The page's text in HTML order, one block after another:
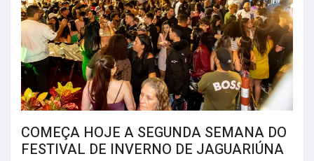
COMEÇA HOJE A SEGUNDA SEMANA DO
FESTIVAL DE INVERNO DE JAGUARIÚNA